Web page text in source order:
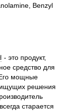
Benzyl
- это продукт,
средство для
мощные
ищущих решения
всегда старается